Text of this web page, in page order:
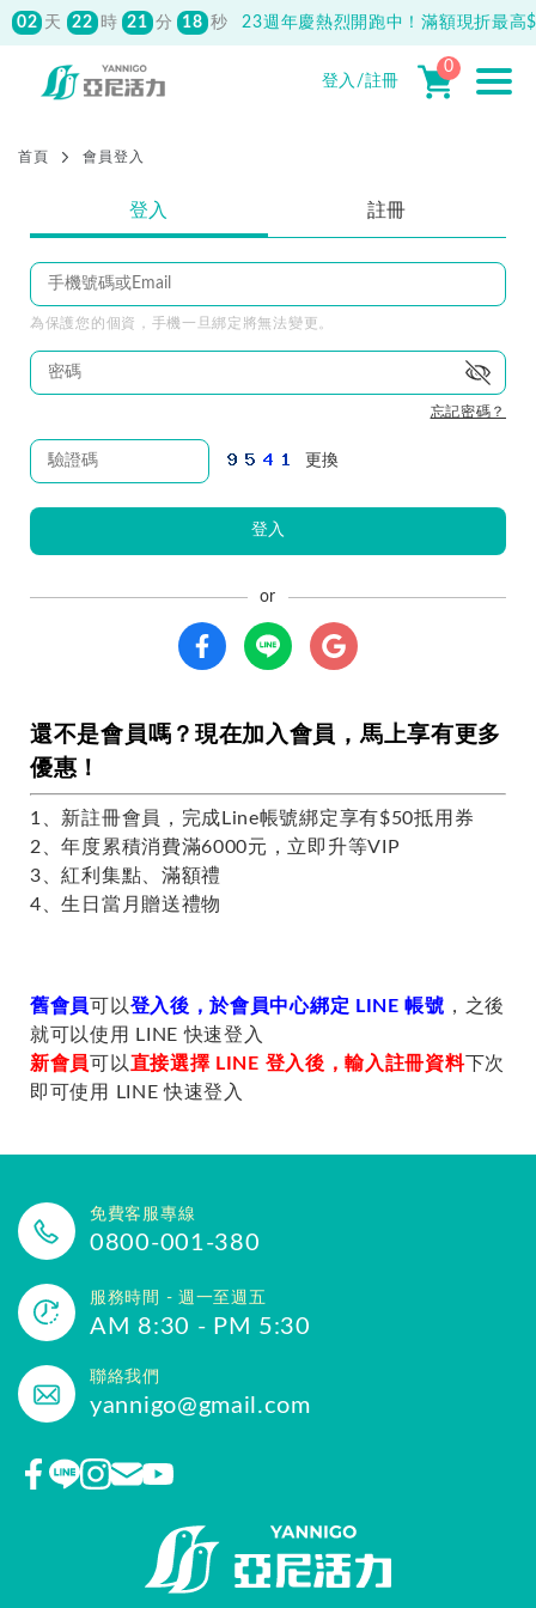
02 天 22 時 21 分 17 秒 23週年慶熱烈開跑中！滿額現折最高
登入/註冊
0
首頁 會員登入
登入 註冊
為保護您的個資，手機一旦綁定將無法變更。
忘記密碼？
更換
登入
還不是會員嗎？現在加入會員，馬上享有更多
優惠！
1、新註冊會員，完成Line帳號綁定享有$50抵用券
2、年度累積消費滿6000元，立即升等VIP
3、紅利集點、滿額禮
4、生日當月贈送禮物
舊會員 可以登入後，於會員中心綁定 LINE 帳號 ，之後
就可以使用 LINE 快速登入
新會員 可以 直接選擇 LINE 登入後，輸入註冊資料下次
即可使用 LINE 快速登入
免費客服專線
0800-001-380
服務時間 - 週一至週五
AM 8:30 - PM 5:30
聯絡我們
yannigo@gmail.com